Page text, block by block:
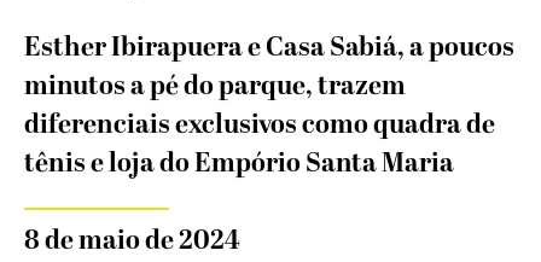
Esther Ibirapuera e Casa Sabiá, a poucos
minutos a pé do parque, trazem
diferenciais exclusivos como quadra de
tênis e loja do Empório Santa Maria
8 de maio de 2024